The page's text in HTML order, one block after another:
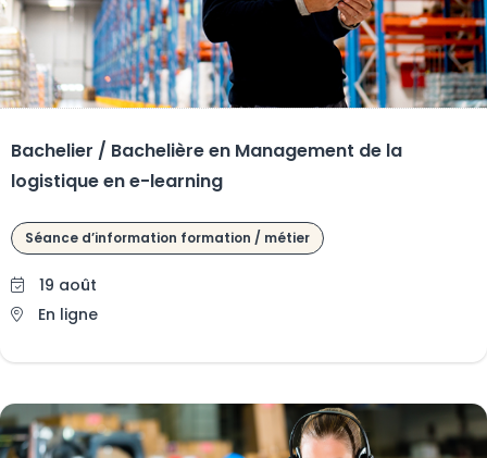
Bachelier / Bachelière en Management de la
logistique en e-learning
Séance d’information formation / métier
19 août
En ligne